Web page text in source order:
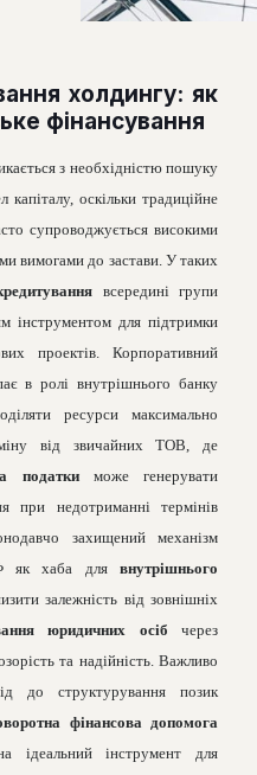
холдингу: як
фінансування
з необхідністю пошуку
оскільки традиційне
супроводжується високими
вимогами до застави. У таких
всередині групи
інструментом для підтримки
проектів. Корпоративний
в ролі внутрішнього банку
ресурси максимально
від звичайних ТОВ, де
податкиможе генерувати
при недотриманні термінів
захищений механізм
як хаба для внутрішнього
залежність від зовнішніх
юридичних осіб через
та надійність. Важливо
до структурування позик
фінансова допомога
інструмент для